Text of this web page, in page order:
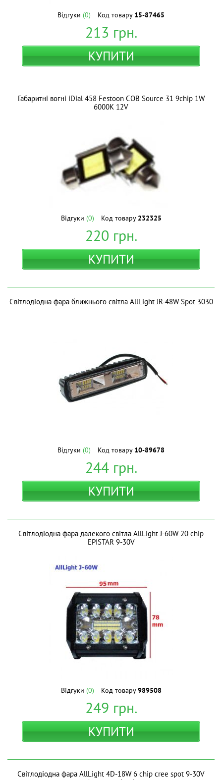
Відгуки (0) Код товару 15-87465
213 грн.
КУПИТИ
Габаритні вогні iDial 458 Festoon COB Source 31 9chip 1W
6000K 12V
Відгуки (0) Код товару 232325
220 грн.
КУПИТИ
Світлодіодна фара ближнього світла AllLight JR-48W Spot 3030
Відгуки (0) Код товару 10-89678
244грн.
КУПИТИ
Світлодіодна фара далекого світла AllLight J-60W 20 chip
EPISTAR 9-30V
Відгуки (0) Код товару989508
249 грн.
КУПИТИ
Світлодіодна фара AllLight 4D-18W 6 chip cree spot 9-30V